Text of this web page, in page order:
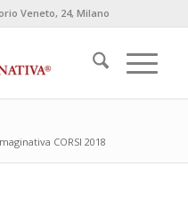
Veneto, 24, Milano
CORSI 2018